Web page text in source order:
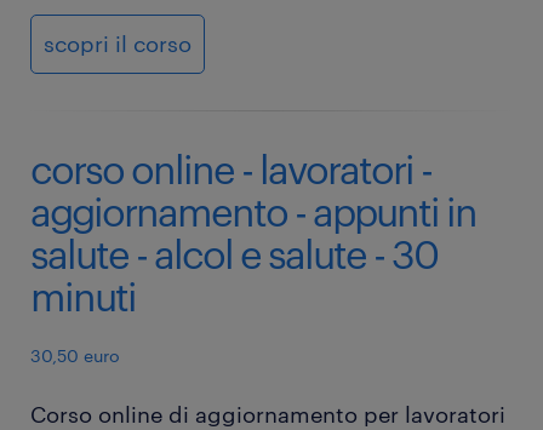
scopri il corso
corso online - lavoratori -
aggiornamento - appunti in
salute - alcol e salute - 30
minuti
30,50 euro
Corso online di aggiornamento per lavoratori